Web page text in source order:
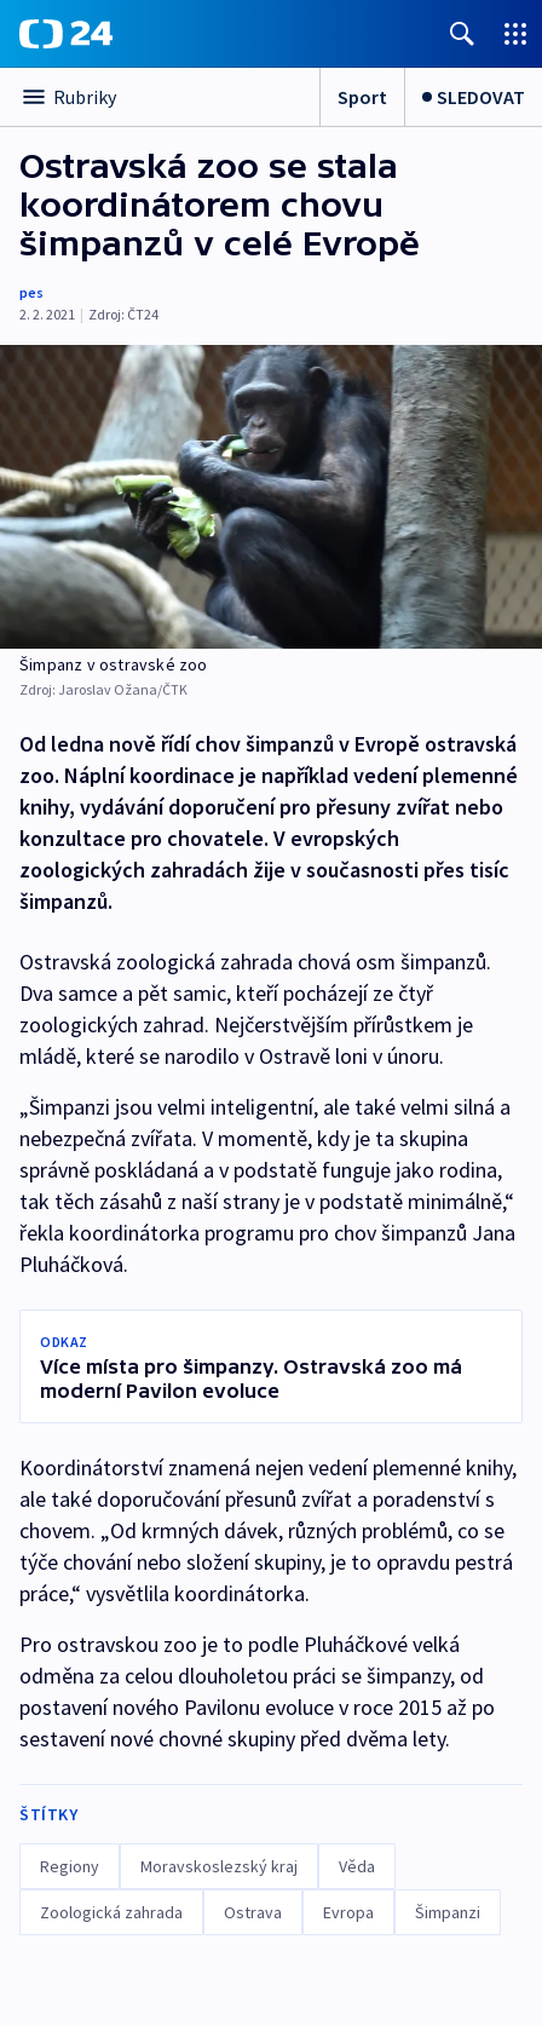
Rubriky Sport SLEDOVAT
Ostravská zoo se stala
koordinátorem chovu
šimpanzů v celé Evropě
pes
2. 2. 2021 | Zdroj: ČT24
Šimpanz v ostravské zoo
Zdroj: Jaroslav Ožana/ČTK
Od ledna nově řídí chov šimpanzů v Evropě ostravská
zoo. Náplní koordinace je například vedení plemenné
knihy, vydávání doporučení pro přesuny zvířat nebo
konzultace pro chovatele. V evropských
zoologických zahradách žije v současnosti přes tisíc
šimpanzů.
Ostravská zoologická zahrada chová osm šimpanzů.
Dva samce a pět samic, kteří pocházejí ze čtyř
zoologických zahrad. Nejčerstvějším přírůstkem je
mládě, které se narodilo v Ostravě loni v únoru.
„Šimpanzi jsou velmi inteligentní, ale také velmi silná a
nebezpečná zvířata. V momentě, kdy je ta skupina
správně poskládaná a v podstatě funguje jako rodina,
tak těch zásahů z naší strany je v podstatě minimálně,“
řekla koordinátorka programu pro chov šimpanzů Jana
Pluháčková.
ODKAZ
Více místa pro šimpanzy. Ostravská zoo má
moderní Pavilon evoluce
Koordinátorství znamená nejen vedení plemenné knihy,
ale také doporučování přesunů zvířat a poradenství s
chovem. „Od krmných dávek, různých problémů, co se
týče chování nebo složení skupiny, je to opravdu pestrá
práce,“ vysvětlila koordinátorka.
Pro ostravskou zoo je to podle Pluháčkové velká
odměna za celou dlouholetou práci se šimpanzy, od
postavení nového Pavilonu evoluce v roce 2015 až po
sestavení nové chovné skupiny před dvěma lety.
ŠTÍTKY
Regiony Moravskoslezský kraj Věda
Zoologická zahrada Ostrava Evropa Šimpanzi